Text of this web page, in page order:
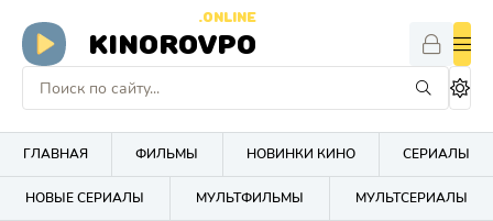
KINOROVPO
.ONLINE
ГЛАВНАЯ ФИЛЬМЫ НОВИНКИ КИНО СЕРИАЛЫ
НОВЫЕ СЕРИАЛЫ МУЛЬТФИЛЬМЫ МУЛЬТСЕРИАЛЫ